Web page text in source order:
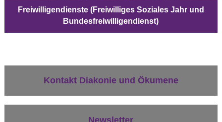
Freiwilligendienste (Freiwilliges Soziales Jahr und
Bundesfreiwilligendienst)
Kontakt Diakonie und Ökumene
Newsletter